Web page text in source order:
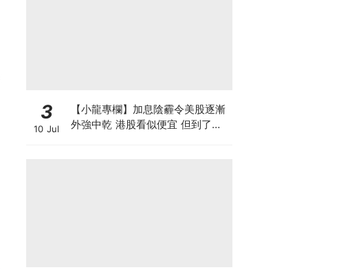
3
10 Jul
【小龍專欄】加息陰霾令美股逐漸
外強中乾 港股看似便宜 但到了撈